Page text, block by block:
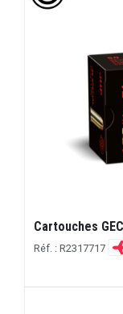
Cartouches
Réf. : R2317717